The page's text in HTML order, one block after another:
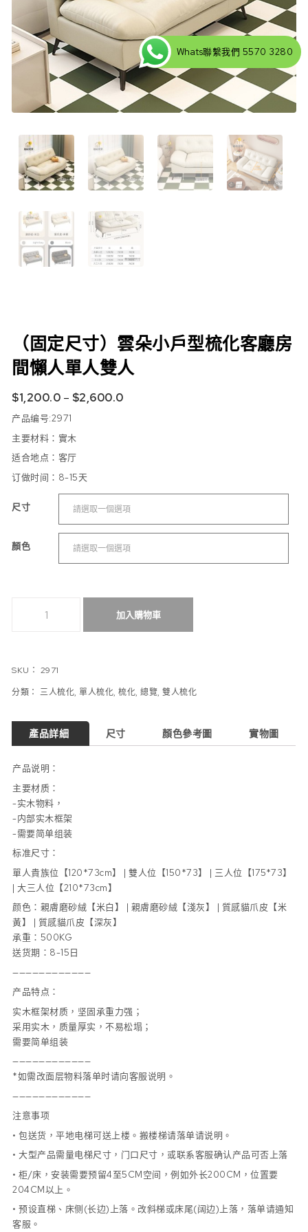
（固定尺寸）雲朵小戶型梳化客廳房
間懶人單人雙人
$1,200.0 – $2,600.0
产品编号:2971
主要材料：實木
适合地点 ：客厅
订做时间：8-15天
尺寸
顏色
加入購物車
SKU： 2971
分類：三人梳化,單人梳化,梳化,總覽,雙人梳化
產品詳細 尺寸 顏色參考圖 實物圖
产品说明：
主要材质：
-实木物料，
-内部实木框架
-需要简单组装
标准尺寸：
單人貴族位【120*73cm】 | 雙人位【150*73】 | 三人位【175*73】
| 大三人位【210*73cm】
颜色：親膚磨砂絨【米白】 | 親膚磨砂絨【淺灰】 | 質感貓爪皮【米
黃】 | 質感貓爪皮【深灰】
承重：500KG
送货期：8-15日
————————————
产品特点：
实木框架材质，坚固承重力强；
采用实木，质量厚实，不易松塌；
需要简单组装
————————————
*如需改面层物料落单时请向客服说明。
————————————
注意事项
• 包送货，平地电梯可送上楼。搬楼梯请落单请说明。
• 大型产品需量电梯尺寸，门口尺寸，或联系客服确认产品可否上落
• 柜/床，安装需要预留4至5CM空间，例如外长200CM，位置要
204CM以上。
• 预设直梯、床侧(长边)上落。改斜梯或床尾(阔边)上落，落单请通知
客服。
Whats聯繫我們 5570 3280